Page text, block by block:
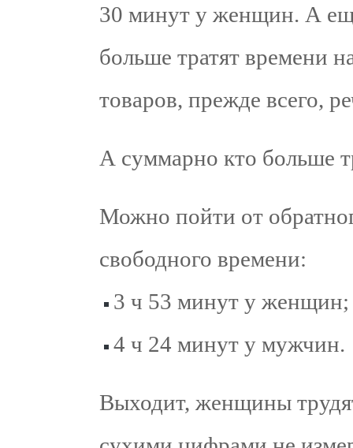
30 минут у женщин. А
больше тратят времени
товаров, прежде всего,
А суммарно кто больше
Можно пойти от
свободного времени:
3 ч 53 минут у женщин;
4 ч 24 минут у мужчин.
Выходит, женщины